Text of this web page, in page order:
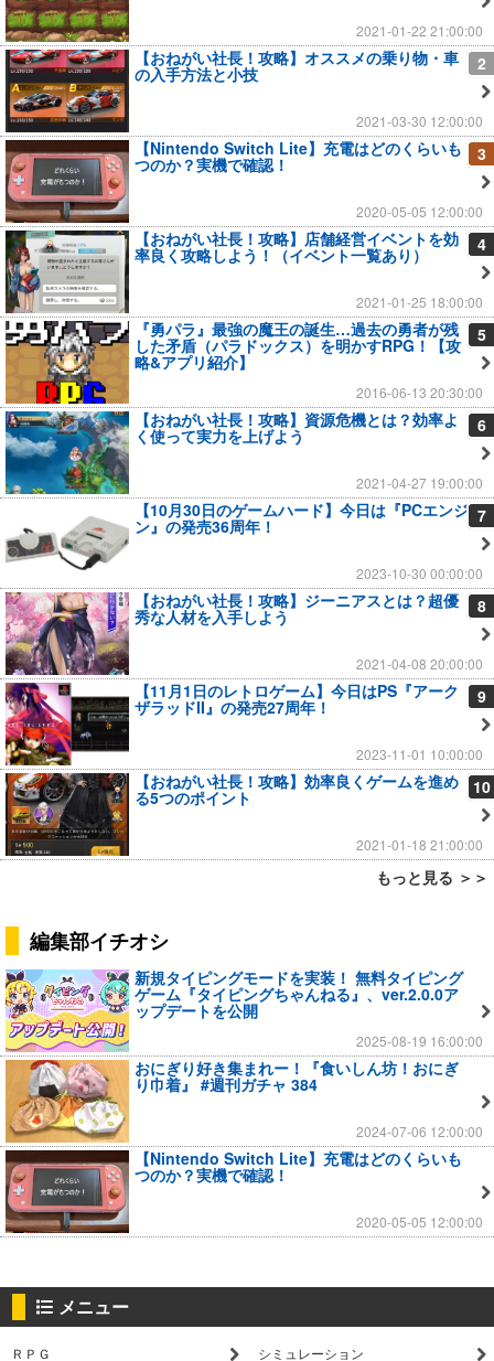
2021-01-22 21:00:00
2
【おねがい社長！攻略】オススメの乗り物・車
の入手方法と小技
2021-03-30 12:00:00
3
【Nintendo Switch Lite】充電はどのくらいも
つのか？実機で確認！
2020-05-05 12:00:00
4
【おねがい社長！攻略】店舗経営イベントを効
率良く攻略しよう！（イベント一覧あり）
2021-01-25 18:00:00
5
『勇パラ』最強の魔王の誕生…過去の勇者が残
した矛盾（パラドックス）を明かすRPG！【攻
略&アプリ紹介】
2016-06-13 20:30:00
6
【おねがい社長！攻略】資源危機とは？効率よ
く使って実力を上げよう
2021-04-27 19:00:00
7
【10月30日のゲームハード】今日は『PCエンジ
ン』の発売36周年！
2023-10-30 00:00:00
8
【おねがい社長！攻略】ジーニアスとは？超優
秀な人材を入手しよう
2021-04-08 20:00:00
9
【11月1日のレトロゲーム】今日はPS『アーク
ザラッドII』の発売27周年！
2023-11-01 10:00:00
10
【おねがい社長！攻略】効率良くゲームを進め
る5つのポイント
2021-01-18 21:00:00
もっと見る ＞＞
編集部イチオシ
新規タイピングモードを実装！ 無料タイピング
ゲーム『タイピングちゃんねる』、ver.2.0.0ア
ップデートを公開
2025-08-19 16:00:00
おにぎり好き集まれー！『食いしん坊！おにぎ
り巾着』 #週刊ガチャ 384
2024-07-06 12:00:00
【Nintendo Switch Lite】充電はどのくらいも
つのか？実機で確認！
2020-05-05 12:00:00
メニュー
ＲＰＧ シミュレーション